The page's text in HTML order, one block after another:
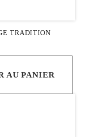
TRADITION
AU PANIER